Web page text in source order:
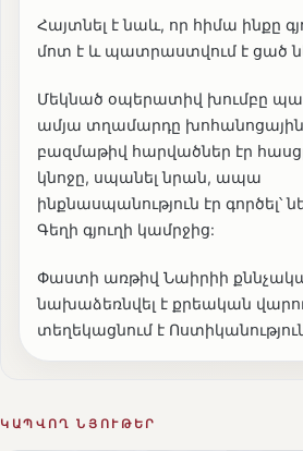
Հայտնել է նաև, որ հիմա ինքը
մոտ է և պատրաստվում է ցած
Մեկնած օպերատիվ խումբը
ամյա տղամարդը
բազմաթիվ հարվածներ էր
կնոջը, սպանել նրան, ապա
ինքնասպանություն էր գործել՝
Գեղի գյուղի կամրջից:
Փաստի առթիվ Նաիրիի
նախաձեռնվել է քրեական
տեղեկացնում է
ԿԱՊՎՈՂ ՆՅՈՒԹԵՐ